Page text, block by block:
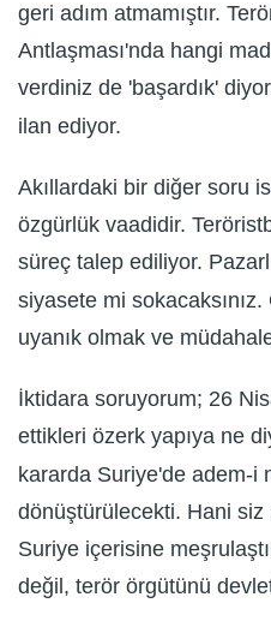
geri adım atmamıştır.
Antlaşması'nda hangi
verdiniz de 'başardık'
ilan ediyor.
Akıllardaki bir diğer soru
özgürlük vaadidir.
süreç talep ediliyor.
siyasete mi
uyanık olmak ve
İktidara soruyorum; 26
ettikleri özerk yapıya ne
kararda Suriye'de adem-i
dönüştürülecekti. Hani
Suriye içerisine
değil, terör örgütünü